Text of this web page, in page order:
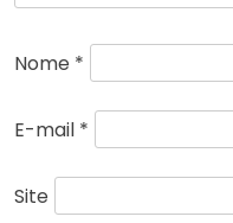
Nome *
E-mail *
Site